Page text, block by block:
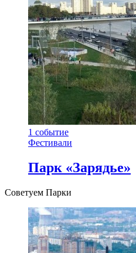
1 событие
Фестивали
Парк «Зарядье»
Советуем Парки